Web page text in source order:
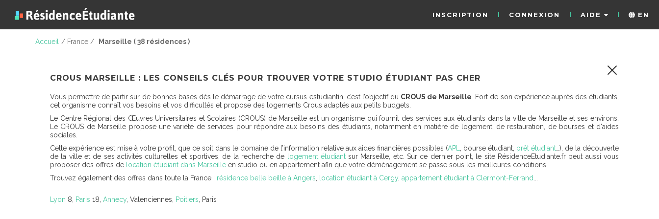
INSCRIPTION CONNEXION AIDE EN
Accueil / France / Marseille ( 38 résidences )
CROUS MARSEILLE : LES CONSEILS CLÉS POUR TROUVER VOTRE STUDIO ÉTUDIANT PAS CHER
Vous permettre de partir sur de bonnes bases dès le démarrage de votre cursus estudiantin, c’est l’objectif du CROUS de Marseille . Fort de son expérience auprès des étudiants,
cet organisme connaît vos besoins et vos difficultés et propose des logements Crous adaptés aux petits budgets.
Le Centre Régional des Œuvres Universitaires et Scolaires (CROUS) de Marseille est un organisme qui fournit des services aux étudiants dans la ville de Marseille et ses environs.
Le CROUS de Marseille propose une variété de services pour répondre aux besoins des étudiants, notamment en matière de logement, de restauration, de bourses et d'aides
sociales.
Cette expérience est mise à votre profit, que ce soit dans le domaine de l’information relative aux aides financières possibles (APL , bourse étudiant, prêt étudiant …), de la découverte
de la ville et de ses activités culturelles et sportives, de la recherche de
logement étudiantsur Marseille, etc. Sur ce dernier point, le site RésidenceEtudiante.fr peut aussi vous
proposer des offres de location étudiant dans Marseille en studio ou en appartement afin que votre déménagement se passe sous les meilleures conditions.
Trouvez également des offres dans toute la France : résidence belle beille à Angers location étudiant à Cergy, appartement étudiant à Clermont-Ferrand
Lyon 8, Paris 18, Annecy, Valenciennes, Poitiers , Paris